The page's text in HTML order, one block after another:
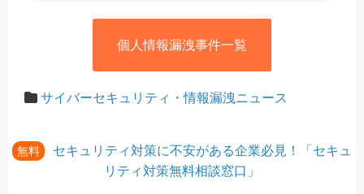
個人情報漏洩事件一覧
サイバーセキュリティ・情報漏洩ニュース
無料
セキュリティ対策に不安がある企業必見！「セキュ
リティ対策無料相談窓口」